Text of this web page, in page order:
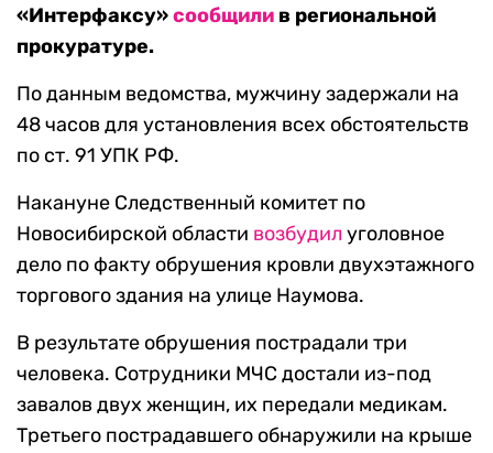
«Интерфаксу»сообщили в региональной
прокуратуре.
По данным ведомства, мужчину задержали на
48 часов для установления всех обстоятельств
по ст. 91 УПК РФ.
Накануне Следственный комитет по
Новосибирской области возбудил уголовное
дело по факту обрушения кровли двухэтажного
торгового здания на улице Наумова.
В результате обрушения пострадали три
человека. Сотрудники МЧС достали из-под
завалов двух женщин, их передали медикам.
Третьего пострадавшего обнаружили на крыше